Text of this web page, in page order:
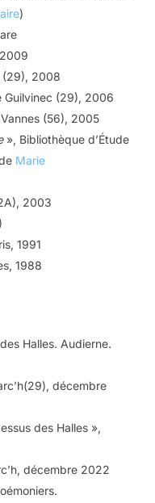
)
(29), 2008
(29), 2006
(56), 2005
», Bibliothèque d’Étude
Marie
2003
1991
1988
Halles. Audierne.
décembre
des Halles »,
décembre 2022